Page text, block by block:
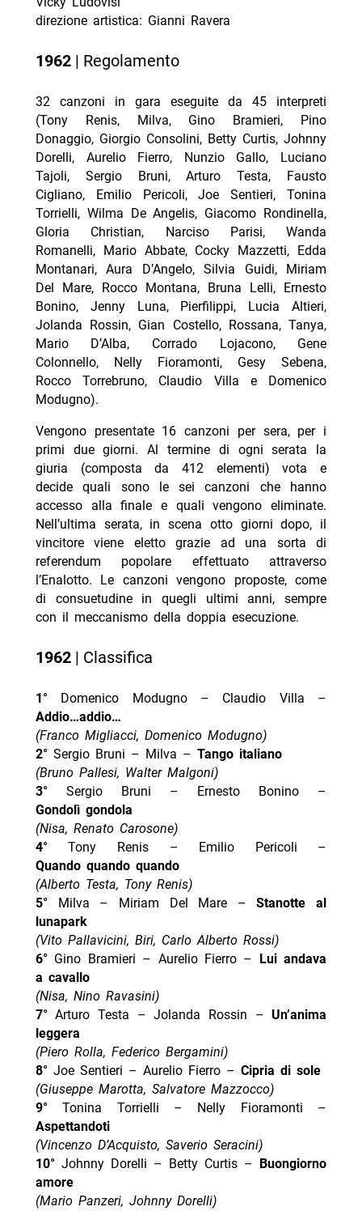
direzione artistica: Gianni Ravera
1962| Regolamento
32 canzoni in gara eseguite da 45 interpreti
(Tony Renis, Milva, Gino Bramieri, Pino
Donaggio, Giorgio Consolini, Betty Curtis, Johnny
Dorelli, Aurelio Fierro, Nunzio Gallo, Luciano
Tajoli, Sergio Bruni, Arturo Testa, Fausto
Cigliano, Emilio Pericoli, Joe Sentieri, Tonina
Torrielli, Wilma De Angelis, Giacomo Rondinella,
Gloria Christian, Narciso Parisi, Wanda
Romanelli, Mario Abbate, Cocky Mazzetti, Edda
Montanari, Aura D’Angelo, Silvia Guidi, Miriam
Del Mare, Rocco Montana, Bruna Lelli, Ernesto
Bonino, Jenny Luna, Pierfilippi, Lucia Altieri,
Jolanda Rossin, Gian Costello, Rossana, Tanya,
Mario D’Alba, Corrado Lojacono, Gene
Colonnello, Nelly Fioramonti, Gesy Sebena,
Rocco Torrebruno, Claudio Villa e Domenico
Modugno).
Vengono presentate 16 canzoni per sera, per i
primi due giorni. Al termine di ogni serata la
giuria (composta da 412 elementi) vota e
decide quali sono le sei canzoni che hanno
accesso alla finale e quali vengono eliminate.
Nell’ultima serata, in scena otto giorni dopo, il
vincitore viene eletto grazie ad una sorta di
referendum popolare effettuato attraverso
l’Enalotto. Le canzoni vengono proposte, come
di consuetudine in quegli ultimi anni, sempre
con il meccanismo della doppia esecuzione.
1962| Classifica
1°Domenico Modugno – Claudio Villa –
Addio…addio…
(Franco Migliacci, Domenico Modugno)
2°Sergio Bruni – Milva – Tango italiano
(Bruno Pallesi, Walter Malgoni)
3°Sergio Bruni – Ernesto Bonino –
Gondolì gondola
(Nisa, Renato Carosone)
4°Tony Renis – Emilio Pericoli –
Quando quando quando
(Alberto Testa, Tony Renis)
5°Milva – Miriam Del Mare –Stanotte al
lunapark
(Vito Pallavicini, Biri, Carlo Alberto Rossi)
6°Gino Bramieri – Aurelio Fierro – Lui andava
a cavallo
(Nisa, Nino Ravasini)
7°Arturo Testa – Jolanda Rossin –Un’anima
leggera
(Piero Rolla, Federico Bergamini)
8°Joe Sentieri – Aurelio Fierro – Cipria di sole
(Giuseppe Marotta, Salvatore Mazzocco)
9°Tonina Torrielli – Nelly Fioramonti –
Aspettandoti
(Vincenzo D’Acquisto, Saverio Seracini)
10°Johnny Dorelli – Betty Curtis – Buongiorno
amore
(Mario Panzeri, Johnny Dorelli)